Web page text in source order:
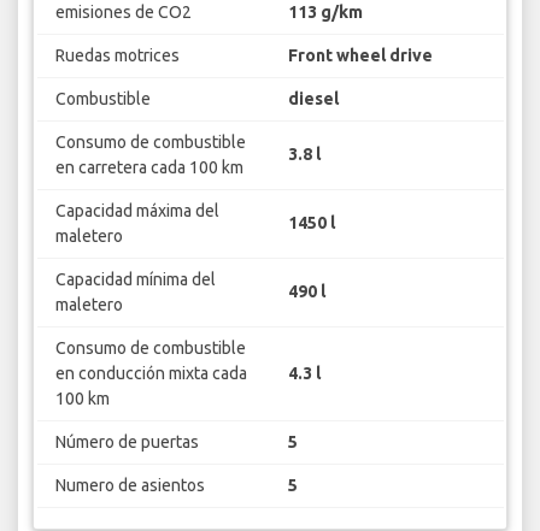
emisiones de CO2 113 g/km
Ruedas motrices Front wheel drive
Combustible diesel
Consumo de combustible
en carretera cada 100 km
3.8 l
Capacidad máxima del
maletero
1450 l
Capacidad mínima del
maletero
490 l
Consumo de combustible
en conducción mixta cada
100 km
4.3 l
Número de puertas 5
Numero de asientos 5